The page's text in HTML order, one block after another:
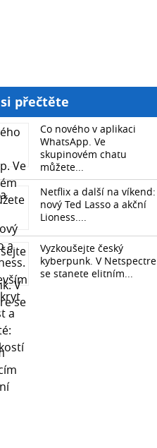
přečtěte
Co nového v aplikaci
WhatsApp. Ve
skupinovém chatu
můžete...
Netflix a další na víkend:
nový Ted Lasso a akční
Lioness....
Vyzkoušejte český
kyberpunk. V Netspectre
se stanete elitním...